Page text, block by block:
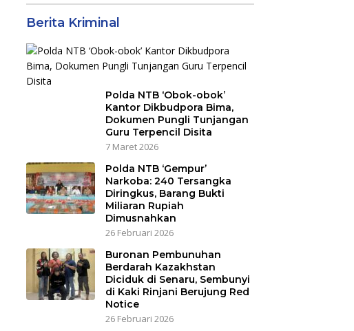
Berita Kriminal
Polda NTB ‘Obok-obok’
Kantor Dikbudpora Bima,
Dokumen Pungli Tunjangan
Guru Terpencil Disita
7 Maret 2026
Polda NTB ‘Gempur’
Narkoba: 240 Tersangka
Diringkus, Barang Bukti
Miliaran Rupiah
Dimusnahkan
26 Februari 2026
Buronan Pembunuhan
Berdarah Kazakhstan
Diciduk di Senaru, Sembunyi
di Kaki Rinjani Berujung Red
Notice
26 Februari 2026